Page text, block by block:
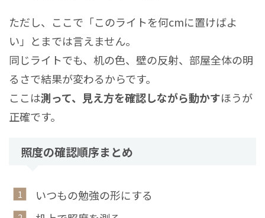
ただし、ここで「このライトを何cmに置けばよ
い」とまでは言えません。
同じライトでも、机の色、壁の反射、部屋全体の明
るさで結果が変わるからです。
ここは測って、見え方を確認しながら動かすほうが
正確です。
照度の確認順序まとめ
いつもの勉強の形にする